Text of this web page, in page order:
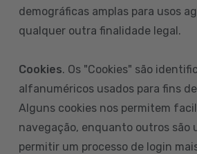
demográficas amplas para usos
qualquer outra finalidade legal.
Cookies. Os "Cookies" são
alfanuméricos usados para fins
Alguns cookies nos permitem
navegação, enquanto outros são
permitir um processo de login